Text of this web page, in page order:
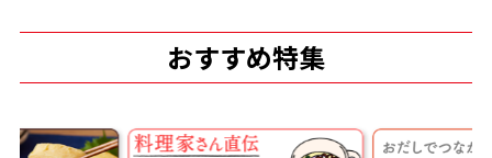
氷熟®︎
おすすめ特集